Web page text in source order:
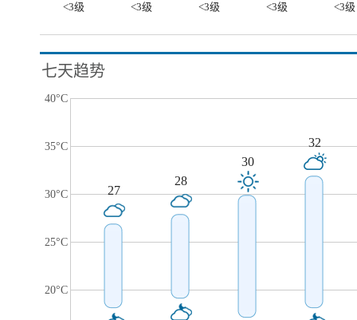
<3级
<3级 <3级 <3级 <3级
七天趋势
40°C
35°C
30°C
25°C
20°C
27
28
30
32